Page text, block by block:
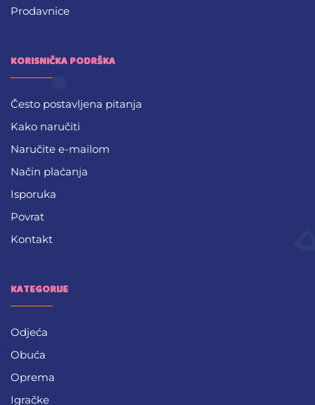
Prodavnice
KORISNIČKA PODRŠKA
Često postavljena pitanja
Kako naručiti
Naručite e-mailom
Način plaćanja
Isporuka
Povrat
Kontakt
KATEGORIJE
Odjeća
Obuća
Oprema
Igračke